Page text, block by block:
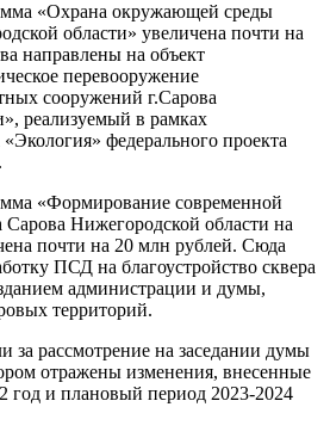
«Охрана окружающей среды
области» увеличена почти на
направлены на объект
перевооружение
сооружений г.Сарова
реализуемый в рамках
федерального проекта
«Формирование современной
Сарова Нижегородской области на
почти на 20 млн рублей. Сюда
ПСД на благоустройство сквера
администрации и думы,
территорий.
за рассмотрение на заседании думы
отражены изменения, внесенные
год и плановый период 2023-2024